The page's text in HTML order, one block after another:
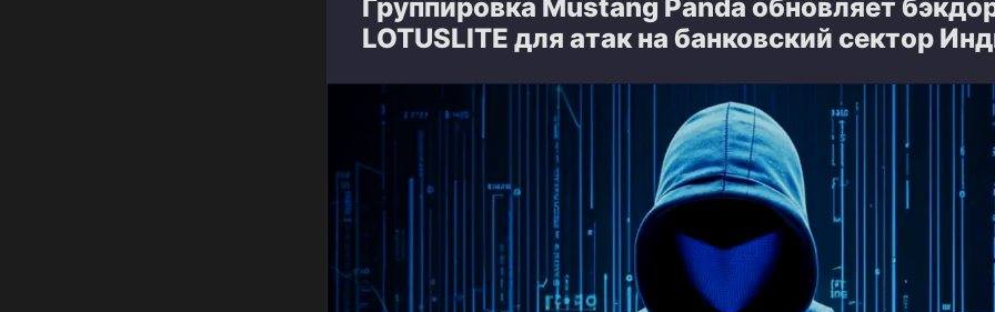
Группировка Mustang Panda обновляет
LOTUSLITE для атак на банковский сектор